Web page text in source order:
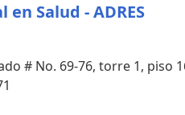
en Salud - ADRES
# No. 69-76, torre 1, piso